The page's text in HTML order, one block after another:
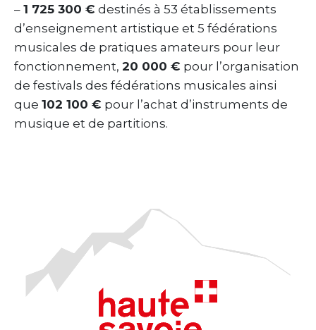
– 1 725 300 € destinés à 53 établissements
d’enseignement artistique et 5 fédérations
musicales de pratiques amateurs pour leur
fonctionnement, 20 000 € pour l’organisation
de festivals des fédérations musicales ainsi
que 102 100 € pour l’achat d’instruments de
musique et de partitions.